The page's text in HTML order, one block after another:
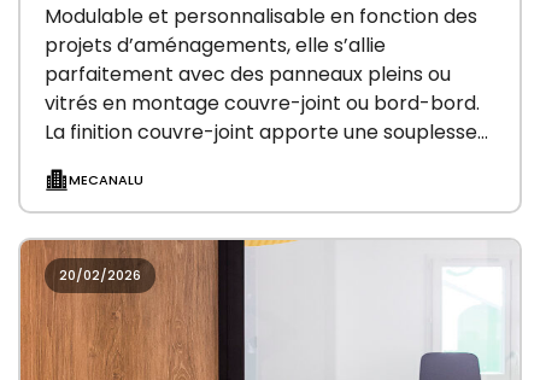
Modulable et personnalisable en fonction des
projets d’aménagements, elle s’allie
parfaitement avec des panneaux pleins ou
vitrés en montage couvre-joint ou bord-bord.
La finition couvre-joint apporte une souplesse
MECANALU
20/02/2026